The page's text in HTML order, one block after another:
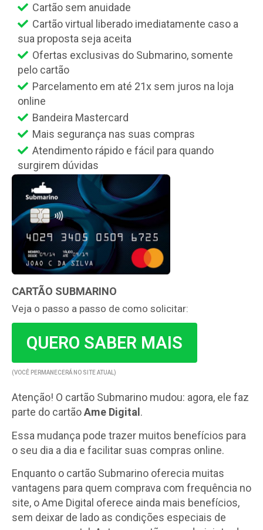
Cartão sem anuidade
Cartão virtual liberado imediatamente caso a
sua proposta seja aceita
Ofertas exclusivas do Submarino, somente
pelo cartão
Parcelamento em até 21x sem juros na loja
online
Bandeira Mastercard
Mais segurança nas suas compras
Atendimento rápido e fácil para quando
surgirem dúvidas
CARTÃO SUBMARINO
Veja o passo a passo de como solicitar:
QUERO SABER MAIS
(VOCÊ PERMANECERÁ NO SITE ATUAL)
Atenção! O cartão Submarino mudou: agora, ele faz
parte do cartãoAme Digital .
Essa mudança pode trazer muitos benefícios para
o seu dia a dia e facilitar suas compras online.
Enquanto o cartão Submarino oferecia muitas
vantagens para quem comprava com frequência no
site, o Ame Digital oferece ainda mais benefícios,
sem deixar de lado as condições especiais de